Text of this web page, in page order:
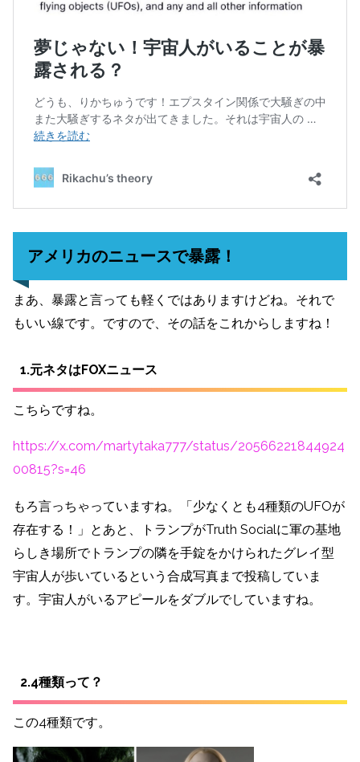
アメリカのニュースで暴露！
まあ、暴露と言っても軽くではありますけどね。それで
もいい線です。ですので、その話をこれからしますね！
1.元ネタはFOXニュース
こちらですね。
https://x.com/martytaka777/status/20566221844924
00815?s=46
もろ言っちゃっていますね。「少なくとも4種類のUFOが
存在する！」とあと、トランプがTruth Socialに軍の基地
らしき場所でトランプの隣を手錠をかけられたグレイ型
宇宙人が歩いているという合成写真まで投稿していま
す。宇宙人がいるアピールをダブルでしていますね。
2.4種類って？
この4種類です。